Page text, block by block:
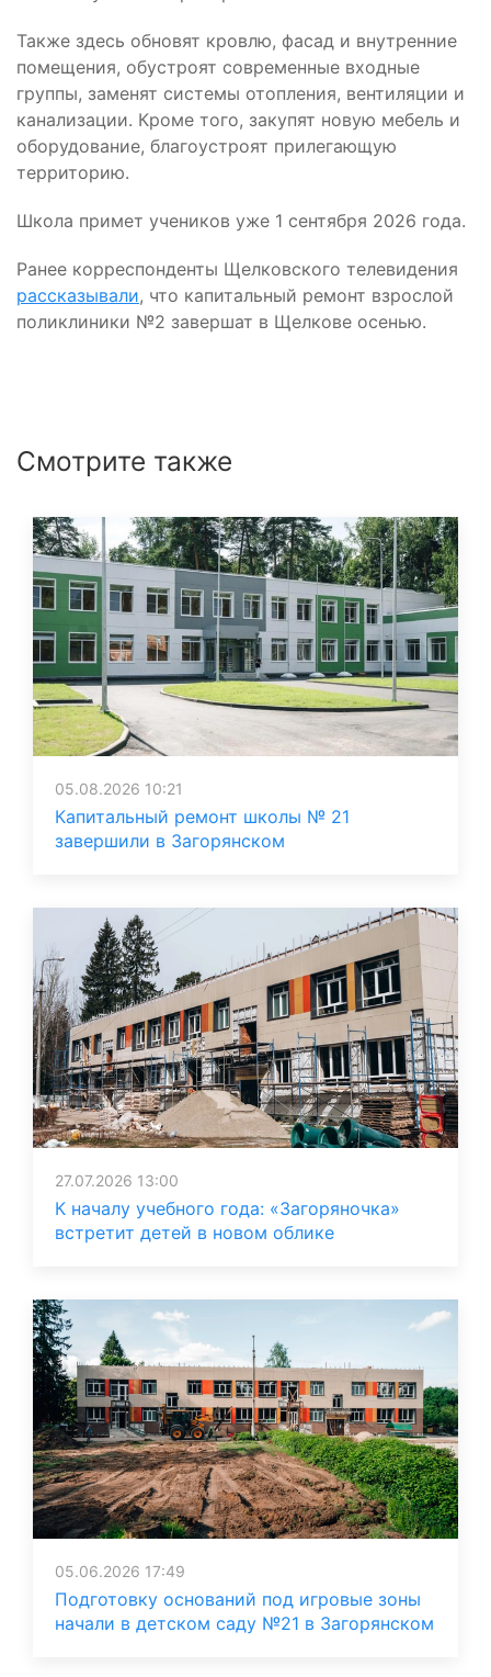
Также здесь обновят кровлю, фасад и внутренние
помещения, обустроят современные входные
группы, заменят системы отопления, вентиляции и
канализации. Кроме того, закупят новую мебель и
оборудование, благоустроят прилегающую
территорию.
Школа примет учеников уже 1 сентября 2026 года.
Ранее корреспонденты Щелковского телевидения
рассказывали, что капитальный ремонт взрослой
поликлиники №2 завершат в Щелкове осенью.
Смотрите также
05.08.2026 10:21
Капитальный ремонт школы № 21
завершили в Загорянском
27.07.2026 13:00
К началу учебного года: «Загоряночка»
встретит детей в новом облике
05.06.2026 17:49
Подготовку оснований под игровые зоны
начали в детском саду №21 в Загорянском